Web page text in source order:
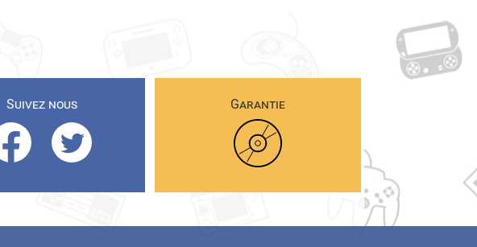
Suivez nous Garantie